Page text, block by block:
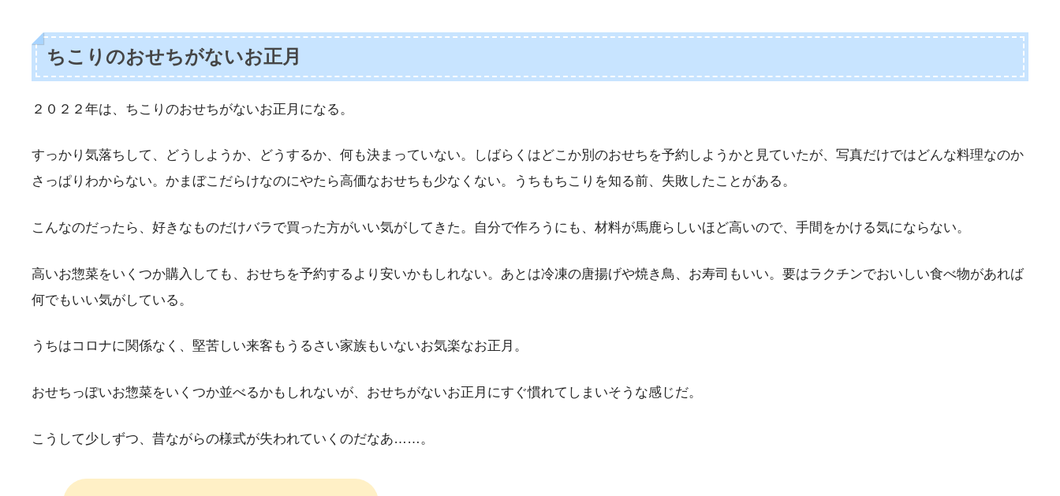
ちこりのおせちがないお正月
２０２２年は、ちこりのおせちがないお正月になる。
すっかり気落ちして、どうしようか、どうするか、何も決まっていない。しばらくはどこか別のおせちを予約しようかと見ていたが、写真だけではどんな料理なのか
さっぱりわからない。かまぼこだらけなのにやたら高価なおせちも少なくない。うちもちこりを知る前、失敗したことがある。
こんなのだったら、好きなものだけバラで買った方がいい気がしてきた。自分で作ろうにも、材料が馬鹿らしいほど高いので、手間をかける気にならない。
高いお惣菜をいくつか購入しても、おせちを予約するより安いかもしれない。あとは冷凍の唐揚げや焼き鳥、お寿司もいい。要はラクチンでおいしい食べ物があれば
何でもいい気がしている。
うちはコロナに関係なく、堅苦しい来客もうるさい家族もいないお気楽なお正月。
おせちっぽいお惣菜をいくつか並べるかもしれないが、おせちがないお正月にすぐ慣れてしまいそうな感じだ。
こうして少しずつ、昔ながらの様式が失われていくのだなあ……。